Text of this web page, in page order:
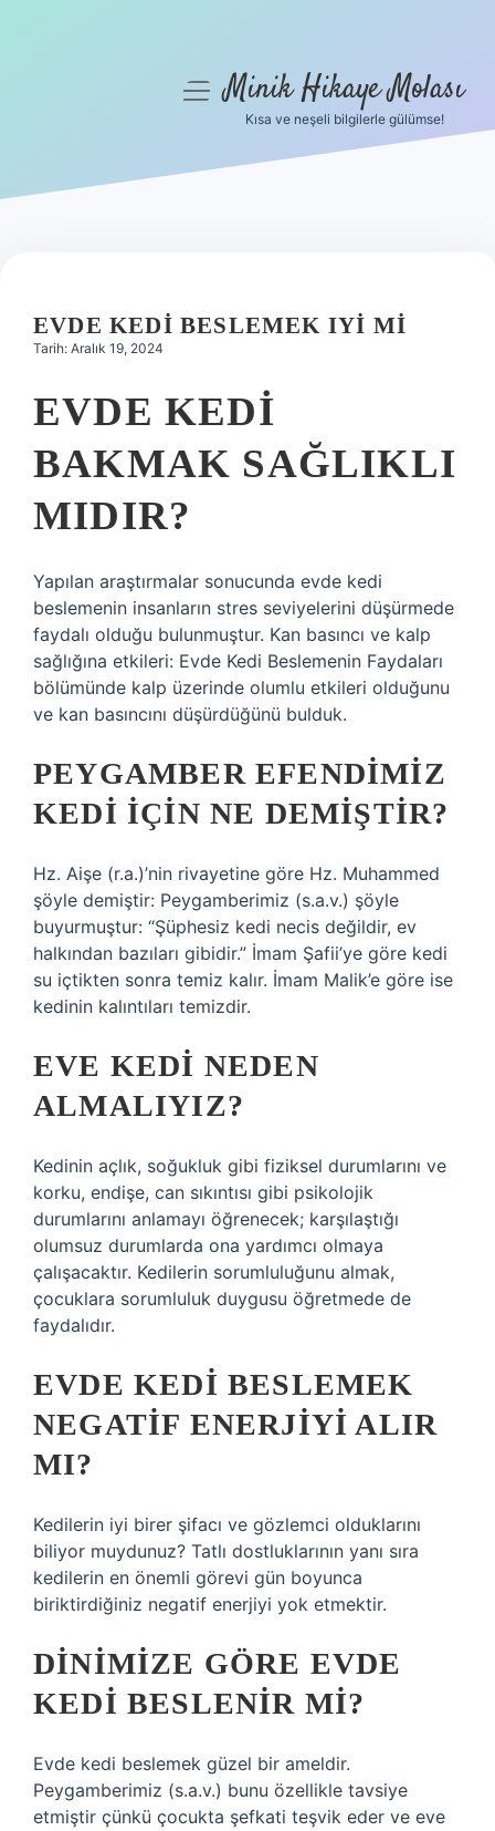
Hakkımızda
menüyüMinik Hikaye Molası
Kısa ve neşeli bilgilerle gülümse!
EVDE KEDI BESLEMEK IYI MI
Tarih: Aralık 19, 2024
EVDE KEDI
BAKMAK SAĞLIKLI
MIDIR?
Yapılan araştırmalar sonucunda evde kedi
beslemenin insanların stres seviyelerini düşürmede
faydalı olduğu bulunmuştur. Kan basıncı ve kalp
sağlığına etkileri: Evde Kedi Beslemenin Faydaları
bölümünde kalp üzerinde olumlu etkileri olduğunu
ve kan basıncını düşürdüğünü bulduk.
PEYGAMBER EFENDIMIZ
KEDI IÇIN NE DEMIŞTIR?
Hz. Aişe (r.a.)’nin rivayetine göre Hz. Muhammed
şöyle demiştir: Peygamberimiz (s.a.v.) şöyle
buyurmuştur: “Şüphesiz kedi necis değildir, ev
halkından bazıları gibidir.” İmam Şafii’ye göre kedi
su içtikten sonra temiz kalır. İmam Malik’e göre ise
kedinin kalıntıları temizdir.
EVE KEDI NEDEN
ALMALIYIZ?
Kedinin açlık, soğukluk gibi fiziksel durumlarını ve
korku, endişe, can sıkıntısı gibi psikolojik
durumlarını anlamayı öğrenecek; karşılaştığı
olumsuz durumlarda ona yardımcı olmaya
çalışacaktır. Kedilerin sorumluluğunu almak,
çocuklara sorumluluk duygusu öğretmede de
faydalıdır.
EVDE KEDI BESLEMEK
NEGATIF ENERJIYI ALIR
MI?
Kedilerin iyi birer şifacı ve gözlemci olduklarını
biliyor muydunuz? Tatlı dostluklarının yanı sıra
kedilerin en önemli görevi gün boyunca
biriktirdiğiniz negatif enerjiyi yok etmektir.
DINIMIZE GÖRE EVDE
KEDI BESLENIR MI?
Evde kedi beslemek güzel bir ameldir.
Peygamberimiz (s.a.v.) bunu özellikle tavsiye
etmiştir çünkü çocukta şefkati teşvik eder ve eve